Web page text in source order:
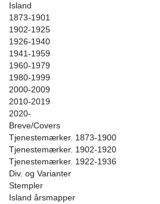
Island
1873-1901
1902-1925
1926-1940
1941-1959
1960-1979
1980-1999
2000-2009
2010-2019
2020-
Breve/Covers
Tjenestemærker. 1873-1900
Tjenestemærker. 1902-1920
Tjenestemærker. 1922-1936
Div. og Varianter
Stempler
Island årsmapper